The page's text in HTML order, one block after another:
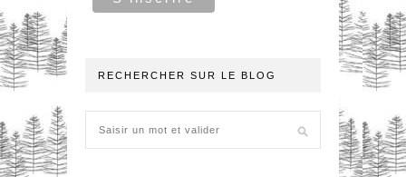
RECHERCHER SUR LE BLOG